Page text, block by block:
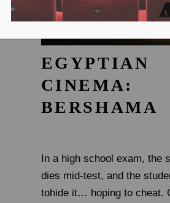
EGYPTIAN
CINEMA:
BERSHAMA
In a high school exam, the
dies mid-test, and the
tohide it… hoping to cheat.